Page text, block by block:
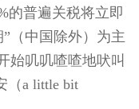
的普遍关税将立即
（中国除外）为主
始叽叽喳喳地吠叫
（a little bit